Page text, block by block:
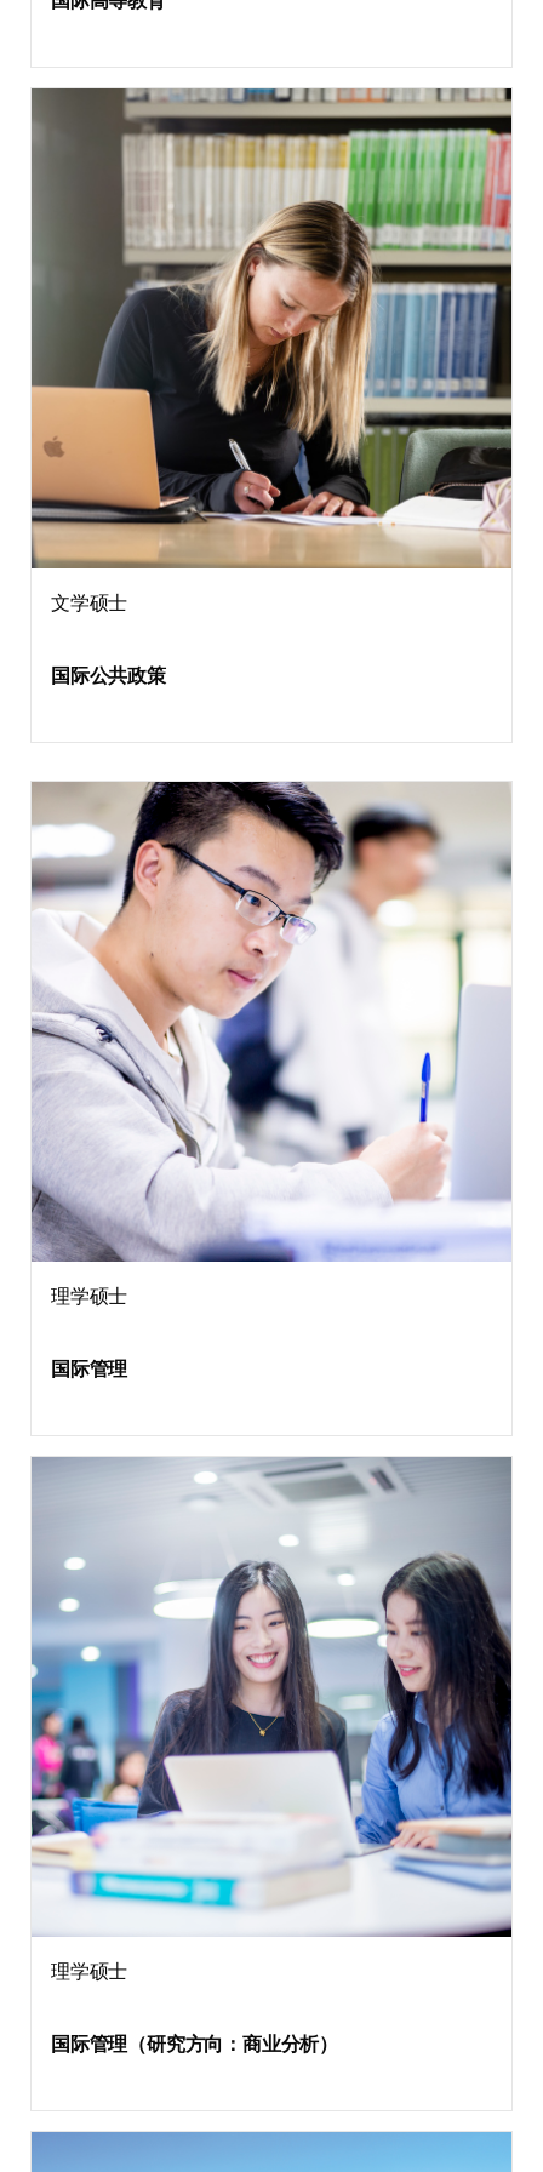
文学硕士
国际公共政策
理学硕士
国际管理
理学硕士
国际管理（研究方向：商业分析）